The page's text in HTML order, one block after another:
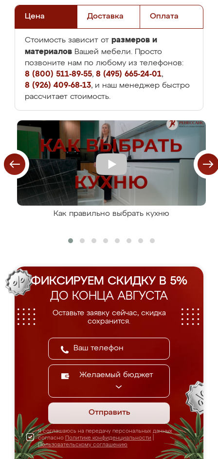
Цена Доставка Оплата
Стоимость зависит от размеров и
материалов Вашей мебели. Просто
позвоните нам по любому из телефонов:
8 (800) 511-89-55, 8 (495) 665-24-01,
8 (926) 409-68-13, и наш менеджер быстро
рассчитает стоимость.
Как правильно выбрать кухню
ФИКСИРУЕМ СКИДКУ В 5%
ДО КОНЦА АВГУСТА
Оставьте заявку сейчас, скидка
сохранится.
Желаемый бюджет
Отправить
Я соглашаюсь на передачу персональных данных
согласно Политике конфиденциальности
Пользовательскому соглашению